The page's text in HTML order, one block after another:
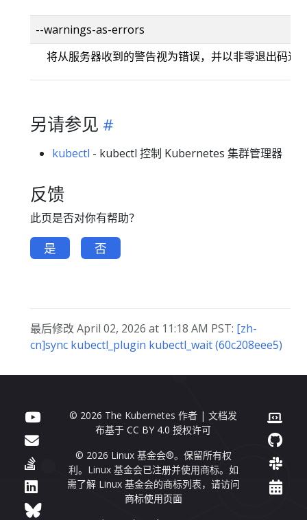
--warnings-as-errors
将从服务器收到的警告视为错误，并以非零退出码退
另请参见
kubectl - kubectl 控制 Kubernetes 集群管理器
反馈
此页是否对你有帮助？
是 否
最后修改 April 02, 2026 at 11:18 AM PST: [zh-
cn]sync kubectl_plugin kubectl_wait (60c208eee5)
© 2026 The Kubernetes 作者 | 文档发
布基于CC BY 4.0 授权许可
© 2026 Linux 基金会®。保留所有权
利。Linux 基金会已注册并使用商标。如
需了解 Linux 基金会的商标列表，请访问
商标使用页面